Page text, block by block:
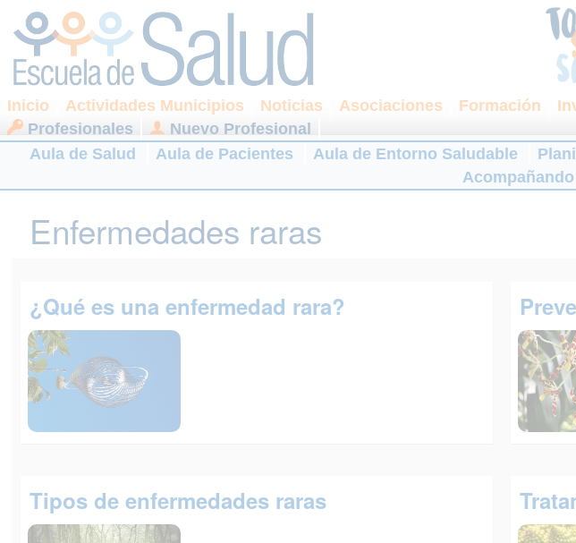
Inicio Actividades Municipios Noticias Asociaciones Formación
Profesionales
Nuevo Profesional
Aula de Salud
Aula de Pacientes Aula de Entorno Saludable
Enfermedades raras
¿Qué es una enfermedad rara?
Tipos de enfermedades raras